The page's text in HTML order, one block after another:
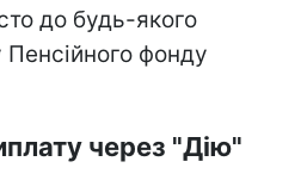
до будь-якого
Пенсійного фонду
через "Дію"